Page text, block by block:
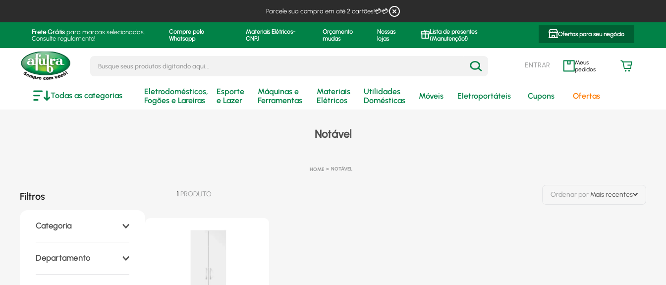
Parcele sua compra em até 2 cartões!💳💳
Frete Grátis para marcas selecionadas.
Consulte regulamento!
Compre pelo
Whatsapp
Materiais Elétricos-
CNPJ
Orçamento
mudas
Nossas
lojas
Lista de presentes
(Manutenção!)
Ofertas para seu negócio
ENTRAR meus pedidos
Todas as categorias
Eletrodomésticos,
Fogões e Lareiras
Esporte
e Lazer
Máquinas e
Ferramentas
Materiais
Elétricos
Utilidades
Domésticas
Móveis Eletroportáteis Cupons Ofertas
Notável
NOTÁVEL
Filtros
Categoria
Departamento
1 PRODUTO Ordenar por Mais recentes